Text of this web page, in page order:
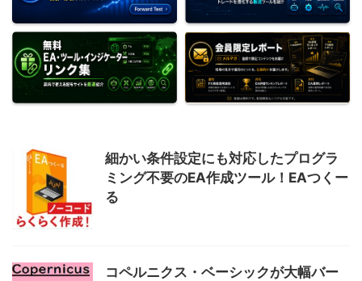
細かい条件設定にも対応したプログラ
ミング不要のEA作成ツール！EAつくー
る
コペルニクス・ベーシックが大幅バー